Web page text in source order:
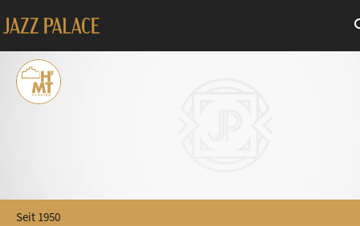
Seit 1950